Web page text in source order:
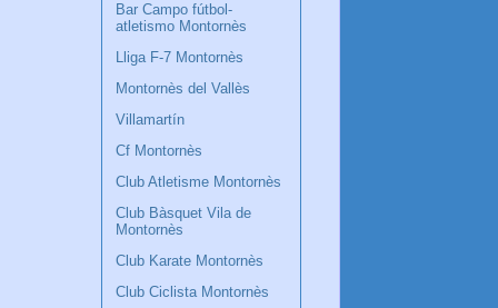
Bar Campo fútbol-
atletismo Montornès
Lliga F-7 Montornès
Montornès del Vallès
Villamartín
Cf Montornès
Club Atletisme Montornès
Club Bàsquet Vila de
Montornès
Club Karate Montornès
Club Ciclista Montornès